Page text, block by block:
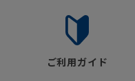
ご利用ガイド